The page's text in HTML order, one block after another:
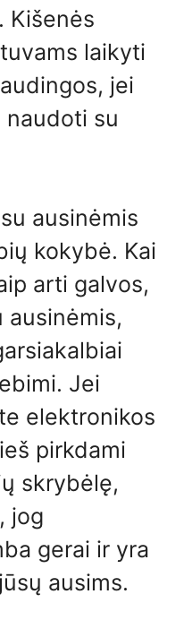
Kišenės
laikyti
jei
naudoti su
ausinėmis
kokybė. Kai
arti galvos,
ausinėmis,
Jei
elektronikos
pirkdami
skrybėlę,
jog
gerai ir yra
ausims.